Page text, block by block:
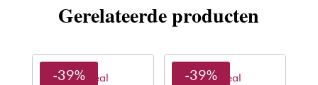
Gerelateerde producten
L'oreal
-39% L'oreal
-39%